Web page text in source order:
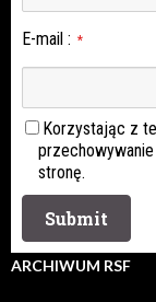
E-mail : *
Korzystając z
stronę.
ARCHIWUM RSF